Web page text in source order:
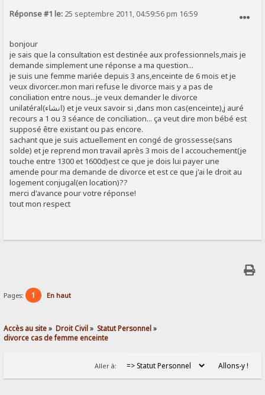
Réponse #1 le: 25 septembre 2011, 04:59:56 pm 16:59
bonjour
je sais que la consultation est destinée aux professionnels,mais je
demande simplement une réponse a ma question...
je suis une femme mariée depuis 3 ans,enceinte de 6 mois et je
veux divorcer..mon mari refuse le divorce mais y a pas de
conciliation entre nous...je veux demander le divorce
unilatéral(انشاء) et je veux savoir si ,dans mon cas(enceinte),j auré
recours a 1 ou 3 séance de conciliation... ça veut dire mon bébé est
supposé être existant ou pas encore.
sachant que je suis actuellement en congé de grossesse(sans
solde) et je reprend mon travail après 3 mois de l accouchement(je
touche entre 1300 et 1600d)est ce que je dois lui payer une
amende pour ma demande de divorce et est ce que j'ai le droit au
logement conjugal(en location)??
merci d'avance pour votre réponse!
tout mon respect
Pages: 1 En haut
Accès au site» Droit Civil» Statut Personnel»
divorce cas de femme enceinte
Aller à: